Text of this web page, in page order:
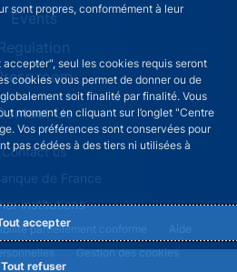
sont propres, conformément à leur
seul les cookies requis seront
cookies vous permet de donner ou de
soit finalité par finalité. Vous
moment en cliquant sur l’onglet "Centre
Vos préférences sont conservées pour
pas cédées à des tiers ni utilisées à
accepter
Tout refuser
Events
Regulation
room
Us
menu (English)
Contact us
de France
institutions
menu
partiellement conforme
Aide
Gestion des cookies